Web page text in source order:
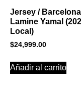
Jersey /
Lamine Yamal
Local)
$24,999.00
Añadir al carrito